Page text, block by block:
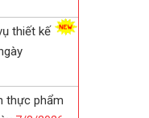
thiết kế
thực phẩm
7/8/2026